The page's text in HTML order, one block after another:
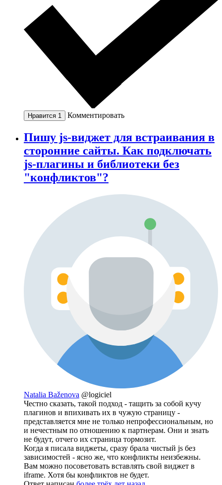
Нравится 1 Комментировать
Пишу js-виджет для встраивания в
сторонние сайты. Как подключать
js-плагины и библиотеки без
"конфликтов"?
Natalia Baženova @logiciel
Честно сказать, такой подход - тащить за собой кучу
плагинов и впихивать их в чужую страницу -
представляется мне не только непрофессиональным, но
и нечестным по отношению к партнерам. Они и знать
не будут, отчего их страница тормозит.
Когда я писала виджеты, сразу брала чистый js без
зависимостей - ясно же, что конфликты неизбежны.
Вам можно посоветовать вставлять свой виджет в
iframe. Хотя бы конфликтов не будет.